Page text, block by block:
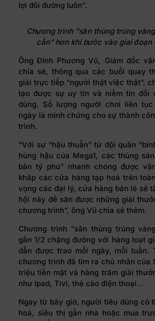
lợi đôi đường luôn”.
Chương trình “săn thùng trúng
cấn” hơn khi bước vào giai đoạn
Ông Đinh Phương Vũ, Giám đốc
chia sẻ, thông qua các buổi quay
giải trực tiếp “người thật việc thật”,
tạo được sự uy tín và niềm tin đối
dùng. Số lượng người chơi liên
ngày là minh chứng cho sự thành
trình.
“Với sự “hậu thuẫn” từ đội quân
hùng hậu của Mega1, các thùng
bản tỷ phú” nhanh chóng được
khắp các cửa hàng tạp hoá trên
vọng các đại lý, cửa hàng bán lẻ sẽ
hội này để săn được những giải
chương trình”, ông Vũ chia sẻ thêm.
Chương trình “săn thùng trúng
gần 1/2 chặng đường với hàng loạt
dẫn được trao mỗi ngày, mỗi tuần.
chương trình đã tìm ra chủ nhân của
triệu tiền mặt và hàng trăm giải
như Ipad, Tivi, thẻ cào điện thoại…
Ngay từ bây giờ, người tiêu dùng có
hoá, siêu thị gần nhà hoặc mua